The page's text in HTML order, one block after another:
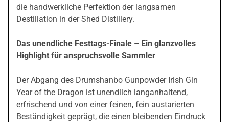
die handwerkliche Perfektion der langsamen
Destillation in der Shed Distillery.
Das unendliche Festtags-Finale – Ein glanzvolles
Highlight für anspruchsvolle Sammler
Der Abgang des Drumshanbo Gunpowder Irish Gin
Year of the Dragon ist unendlich langanhaltend,
erfrischend und von einer feinen, fein austarierten
Beständigkeit geprägt, die einen bleibenden Eindruck